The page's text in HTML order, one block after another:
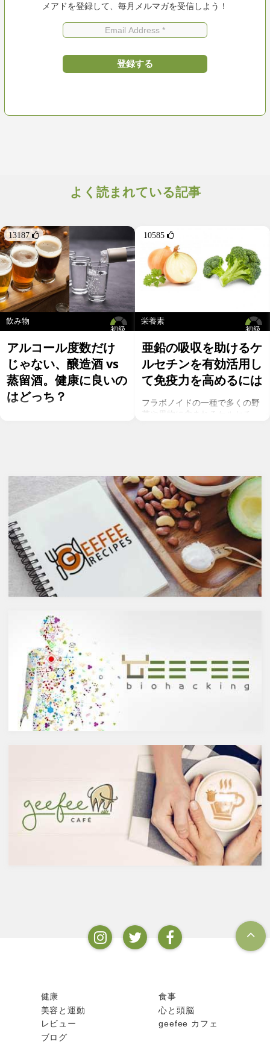
メアドを登録して、毎月メルマガを受信しよう！
よく読まれている記事
13187 
初級
飲み物
アルコール度数だけ
じゃない、醸造酒 vs
蒸留酒。健康に良いの
はどっち？
やウォッカ等の蒸留酒は、度数
も高いため健康に悪そうなイ
メージで、ワインや日本酒など
は何となくナチュラルな感じで
アルコール度数も低いのでそう
悪くもなさそうなイメージです
が、実際のところどうなので
しょうか？今回は、大きく分け
て2種類あるお酒の製造方法
（醸造酒と蒸留酒）の違いに
よって健康に対してどのような
ていきます。
醸造酒と蒸留酒の違いとは？
主にお酒は製造方法によって醸
造酒と蒸留酒の2つと、香料や
糖分、果実などを加えた混成酒
に分けられます。醸造酒は、果
実や穀物のような糖分を含んだ
原料を酵母によりアルコール発
酵させて造られたもの。蒸留酒
は、この発酵された醸造酒をさ
らに蒸留して作られたものでス
で、蒸留酒は一般的には40度～
50度、最大で90度台のアルコー
ルとなります。以下が主なお酒
の醸造酒と蒸留酒の分類です。
10585 
初級
栄養素
亜鉛の吸収を助けるケ
ルセチンを有効活用し
て免疫力を高めるには
フラボノイドの一種で多くの野
菜や果物に含まれるケルセチ
まれるケルセチンが、血中コレ
ステロールを値を抑え心臓病の
リスクを軽減するということを
お伝えしましたが、ケルセチン
には抗菌抗ウィルス作用があり
ウイルスとの闘いを促進する可
能性があると言われています。
また、免疫力の維持に重要な働
きを持つ亜鉛との相乗効果もあ
ると考えられています。今回
は、このケルセチンの健康効果
ない植物化合物であるケルセチ
ンは、ブドウやリンゴなどの果
物や、ブロッコリやトマト、タ
マネギなどの野菜、お蕎麦にも
免疫力を向上させる亜鉛の吸収
を助けるケルセチン
免疫力を保つことは、コロナウ
イルスの対策に限らず風邪やイ
ンフルエンザなど、さまざまな
疾患に対して人の体に有益な効
果を与えます。その免疫システ
ムを維持するのに重要な働きを
するのが亜鉛。
健康
食事
美容と運動
心と頭脳
レビュー
geefee カフェ
ブログ